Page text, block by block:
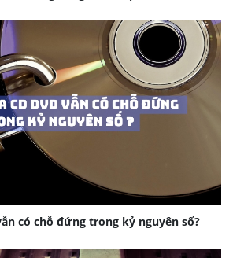
có chỗ đứng trong kỷ nguyên số?